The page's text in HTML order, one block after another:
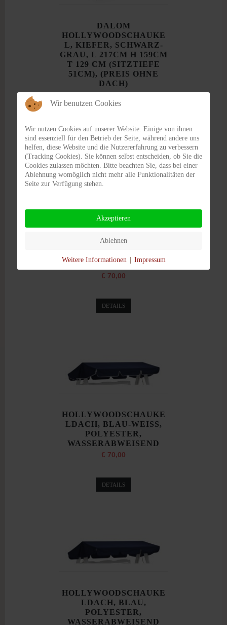
DALOM
HOLLYWOODSCHAUKE
L, KIEFER, SCHWARZ-
GRAU, L 217CM H 159CM
T 129 CM (SITZTIEFE
51CM), (PREIS OHNE
DACH)
€ 636,00
LDACH, BEIGE,
WASSERABWEISEND
€ 70,00
DETAILS
HOLLYWOODSCHAUKE
LDACH, BLAU-WEISS,
POLYESTER,
WASSERABWEISEND
€ 70,00
DETAILS
HOLLYWOODSCHAUKE
LDACH, BLAU,
POLYESTER,
WASSERABWEISEND
Wir benutzen Cookies
Wir nutzen Cookies auf unserer Website. Einige von ihnen
sind essenziell für den Betrieb der Seite, während andere uns
helfen, diese Website und die Nutzererfahrung zu verbessern
(Tracking Cookies). Sie können selbst entscheiden, ob Sie die
Cookies zulassen möchten. Bitte beachten Sie, dass bei einer
Ablehnung womöglich nicht mehr alle Funktionalitäten der
Seite zur Verfügung stehen.
Akzeptieren
Ablehnen
Weitere Informationen | Impressum